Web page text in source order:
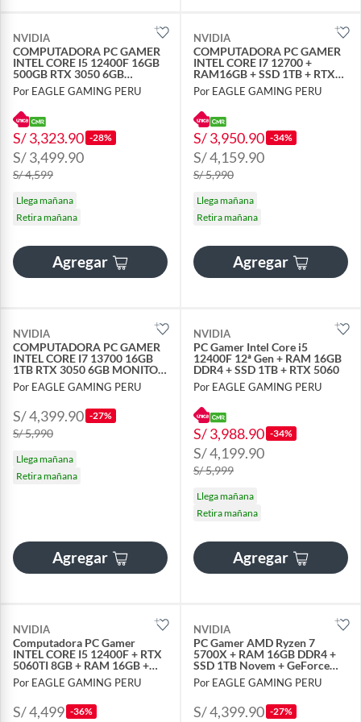
NVIDIA
COMPUTADORA PC GAMER
INTEL CORE I5 12400F 16GB
500GB RTX 3050 6GB
MONITOR 24 FHD
Por EAGLE GAMING PERU
S/ 3,323.90 -28%
S/ 3,499.90
S/ 4,599
Llega mañana
Retira mañana
Agregar
NVIDIA
COMPUTADORA PC GAMER
INTEL CORE I7 12700 +
RAM16GB + SSD 1TB + RTX
3050 6GB + MONITOR 24
FHD + KIT
Por EAGLE GAMING PERU
S/ 3,950.90 -34%
S/ 4,159.90
S/ 5,990
Llega mañana
Retira mañana
Agregar
NVIDIA
COMPUTADORA PC GAMER
INTEL CORE I7 13700 16GB
1TB RTX 3050 6GB MONITOR
24 FHD
Por EAGLE GAMING PERU
S/ 4,399.90 -27%
S/ 5,990
Llega mañana
Retira mañana
Agregar
NVIDIA
PC Gamer Intel Core i5
12400F 12ª Gen + RAM 16GB
DDR4 + SSD 1TB + RTX 5060
Por EAGLE GAMING PERU
S/ 3,988.90 -34%
S/ 4,199.90
S/ 5,999
Llega mañana
Retira mañana
Agregar
NVIDIA
Computadora PC Gamer
INTEL CORE I5 12400F + RTX
5060TI 8GB + RAM 16GB +
SSD 1TB
Por EAGLE GAMING PERU
S/ 4,499 -36%
NVIDIA
PC Gamer AMD Ryzen 7
5700X + RAM 16GB DDR4 +
SSD 1TB Novem + GeForce
RTX 5060 8GB
Por EAGLE GAMING PERU
S/ 4,399.90 -27%